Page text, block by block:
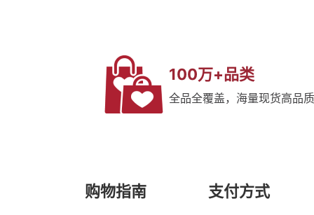
100万+品类
全品全覆盖，海量现货高品
购物指南 支付方式